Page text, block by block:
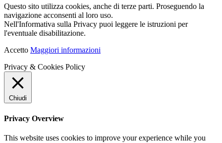
Questo sito utilizza cookies, anche di terze parti. Proseguendo la
navigazione acconsenti al loro uso.
Nell'Informativa sulla Privacy puoi leggere le istruzioni per
l'eventuale disabilitazione.
Accetto Maggiori informazioni
Privacy & Cookies Policy
Chiudi
Privacy Overview
This website uses cookies to improve your experience while you